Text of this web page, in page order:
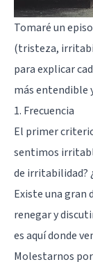
Tomaré un
(tristeza,
para explicar
más entendible
1. Frecuencia
El primer
sentimos
de irritabilidad?
Existe una gran
renegar y
es aquí donde
Molestarnos